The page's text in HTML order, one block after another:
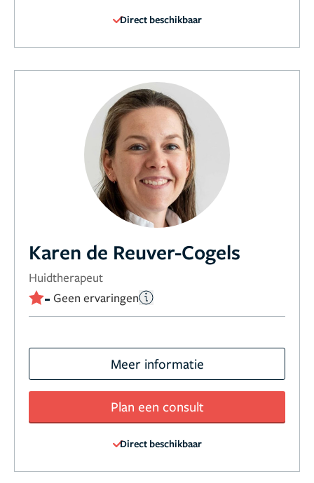
Direct beschikbaar
Karen de Reuver-Cogels
Huidtherapeut
- Geen ervaringen
Meer informatie
Plan een consult
Direct beschikbaar